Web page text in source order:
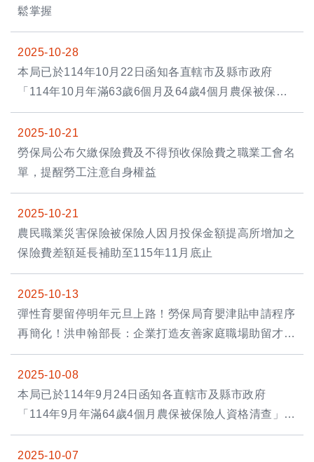
鬆掌握
2025-10-28
本局已於114年10月22日函知各直轄市及縣市政府
「114年10月年滿63歲6個月及64歲4個月農保被保險
人資格清查」相關事宜。
2025-10-21
勞保局公布欠繳保險費及不得預收保險費之職業工會名
單，提醒勞工注意自身權益
2025-10-21
農民職業災害保險被保險人因月投保金額提高所增加之
保險費差額延長補助至115年11月底止
2025-10-13
彈性育嬰留停明年元旦上路！勞保局育嬰津貼申請程序
再簡化！洪申翰部長：企業打造友善家庭職場助留才留
人
2025-10-08
本局已於114年9月24日函知各直轄市及縣市政府
「114年9月年滿64歲4個月農保被保險人資格清查」相
關事宜。
2025-10-07